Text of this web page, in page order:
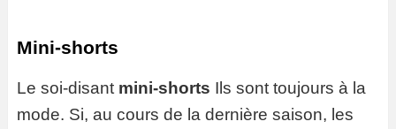
Mini-shorts
Le soi-disant mini-shorts Ils sont toujours à la
mode. Si, au cours de la dernière saison, les